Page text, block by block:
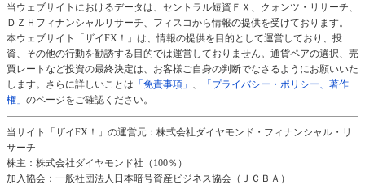
当ウェブサイトにおけるデータは、セントラル短資ＦＸ、クォンツ・リサーチ、
ＤＺＨフィナンシャルリサーチ、フィスコから情報の提供を受けております。
本ウェブサイト「ザイFX！」は、情報の提供を目的として運営しており、投
資、その他の行動を勧誘する目的では運営しておりません。通貨ペアの選択、売
買レートなど投資の最終決定は、お客様ご自身の判断でなさるようにお願いいた
します。さらに詳しいことは 「免責事項」 、
「プライバシー・ポリシー、著作
権」 のページをご確認ください。
当サイト「ザイFX！」の運営元：株式会社ダイヤモンド・フィナンシャル・リ
サーチ
株主：株式会社ダイヤモンド社（100％）
加入協会：一般社団法人日本暗号資産ビジネス協会（ＪＣＢＡ）